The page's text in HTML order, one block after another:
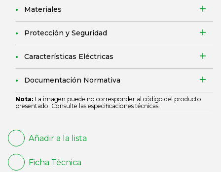
Materiales
Protección y Seguridad
Características Eléctricas
Documentación Normativa
Nota: La imagen puede no corresponder al código del producto
presentado. Consulte las especificaciones técnicas.
Añadir a la lista
Ficha Técnica